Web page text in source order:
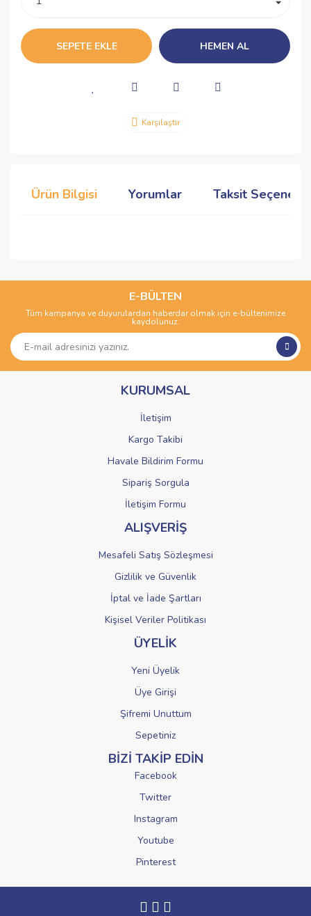
SEPETE EKLE HEMEN AL
Karşılaştır
Ürün Bilgisi Yorumlar Taksit
Yorum Yaz
kullanarak tarafımıza iletebilirsiniz.
Görüş ve önerileriniz için teşekkür ederiz.
Ürün açıklamasında eksik bilgiler bulunuyor.
Ürün bilgilerinde hatalar bulunuyor.
Ürün fiyatı diğer sitelerden daha pahalı.
Gönder
E-BÜLTEN
Tüm kampanya ve duyurulardan haberdar olmak için e-bültenimize
kaydolunuz.
KURUMSAL
İletişim
Kargo Takibi
Havale Bildirim Formu
Sipariş Sorgula
İletişim Formu
ALIŞVERİŞ
Mesafeli Satış Sözleşmesi
Gizlilik ve Güvenlik
İptal ve İade Şartları
Kişisel Veriler Politikası
ÜYELİK
Yeni Üyelik
Üye Girişi
Şifremi Unuttum
Sepetiniz
BİZİ TAKİP EDİN
Facebook
Twitter
Instagram
Youtube
Pinterest